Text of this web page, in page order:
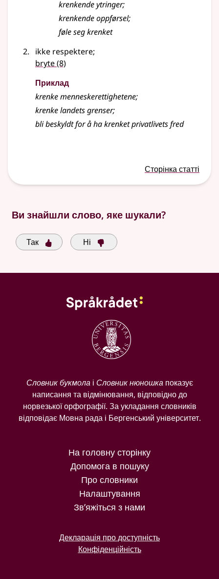
krenkende ytringer;
krenkende oppførsel;
føle segkrenket
ikke respektere;
bryte(8)
Приклад
krenkemenneskerettighetene;
krenkelandets grenser;
bli beskyldt for å ha krenket privatlivets fred
Сторінка статті
Ви знайшли слово, яке шукали?
Так Ні
Словник букмолаі Словник нюношкапоказує
написання та відмінювання, відповідно до
норвезької орфографії. За укладання словників
відповідає Мовна рада і Бергенський університет.
На головну сторінку
Допомога в пошуку
Про словники
Налаштування
Зв’яжіться з нами
Декларація про доступність
Конфіденційність